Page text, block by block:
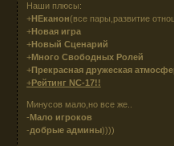
Наши плюсы:
+НЕканон(все пары,развитие
+Новая игра
+Новый Сценарий
+Много Свободных Ролей
+Прекрасная дружеская
+Рейтинг NC-17!!
Минусов мало,но все же..
- Мало игроков
-добрые админы))))